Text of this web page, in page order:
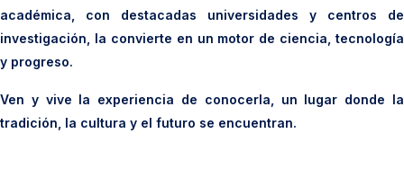
académica, con destacadas universidades y centros de
investigación, la convierte en un motor de ciencia, tecnología
y progreso.
Ven y vive la experiencia de conocerla, un lugar donde la
tradición, la cultura y el futuro se encuentran.